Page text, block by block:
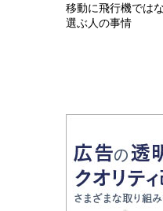
移動に飛行機では
選ぶ人の事情